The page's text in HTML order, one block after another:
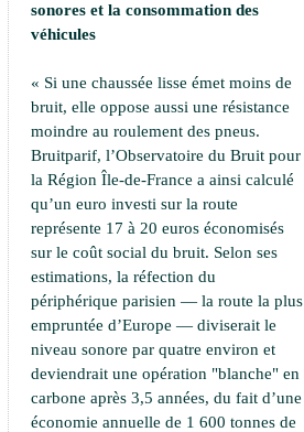
sonores et la consommation des
véhicules
« Si une chaussée lisse émet moins de
bruit, elle oppose aussi une résistance
moindre au roulement des pneus.
Bruitparif, l’Observatoire du Bruit pour
la Région Île-de-France a ainsi calculé
qu’un euro investi sur la route
représente 17 à 20 euros économisés
sur le coût social du bruit. Selon ses
estimations, la réfection du
périphérique parisien — la route la plus
empruntée d’Europe — diviserait le
niveau sonore par quatre environ et
deviendrait une opération "blanche" en
carbone après 3,5 années, du fait d’une
économie annuelle de 1 600 tonnes de